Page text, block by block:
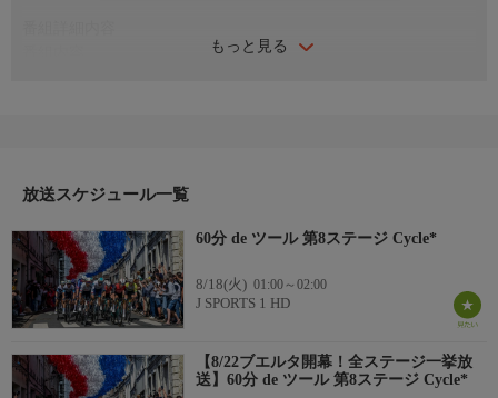
もっと見る
選手たち。その全てが世界最高峰！
【ツール・ド・フランス中継HP】
https://www.jsports.co.jp/cycle/tour/
放送スケジュール一覧
60分 de ツール 第8ステージ Cycle*
8/18(火) 01:00～02:00
J SPORTS 1 HD
【8/22ブエルタ開幕！全ステージ一挙放
送】60分 de ツール 第8ステージ Cycle*